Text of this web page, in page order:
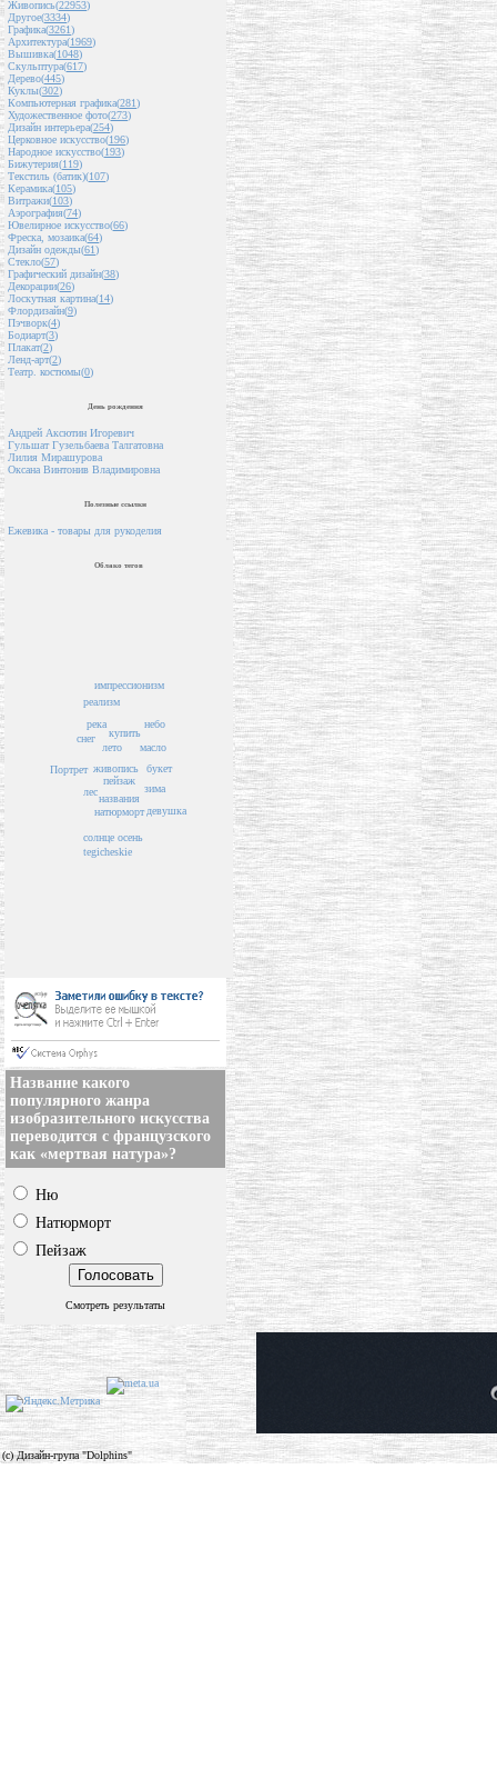
Живопись(22953)
Другое(3334)
Графика(3261)
Архитектура(1969)
Вышивка(1048)
Скульптура(617)
Дерево(445)
Куклы(302)
Компьютерная графика(281)
Художественное фото(273)
Дизайн интерьера(254)
Церковное искусство(196)
Народное искусство(193)
Бижутерия(119)
Текстиль (батик)(107)
Керамика(105)
Витражи(103)
Аэрография(74)
Ювелирное искусство(66)
Фреска, мозаика(64)
Дизайн одежды(61)
Стекло(57)
Графический дизайн(38)
Декорации(26)
Лоскутная картина(14)
Флордизайн(9)
Пэчворк(4)
Бодиарт(3)
Плакат(2)
Ленд-арт(2)
Театр. костюмы(0)
День рождения
Андрей Аксютин Игоревич
Гульшат Гузельбаева Талгатовна
Лилия Мирашурова
Оксана Винтонив Владимировна
Полезные ссылки
Ежевика - товары для рукоделия
Облако тегов
пейзаж
названия
живопись
лето
натюрморт
купить
солнце
лес зима
осень
букет
масло
река
снег
tegicheskie
реализм
небо
импрессионизм
Портрет
девушка
Название какого
популярного жанра
изобразительного искусства
переводится с французского
как «мертвая натура»?
Ню
Натюрморт
Пейзаж
Смотреть результаты
(c) Дизайн-група "Dolphins"